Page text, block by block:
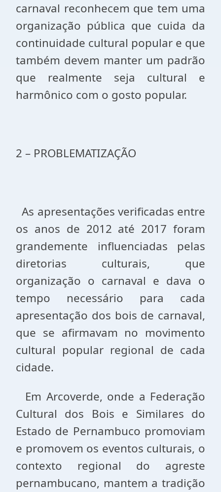
carnaval reconhecem que tem uma
organização pública que cuida da
continuidade cultural popular e que
também devem manter um padrão
que realmente seja cultural e
harmônico com o gosto popular.
2 – PROBLEMATIZAÇÃO
As apresentações verificadas entre
os anos de 2012 até 2017 foram
grandemente influenciadas pelas
diretorias culturais, que
organização o carnaval e dava o
tempo necessário para cada
apresentação dos bois de carnaval,
que se afirmavam no movimento
cultural popular regional de cada
cidade.
Em Arcoverde, onde a Federação
Cultural dos Bois e Similares do
Estado de Pernambuco promoviam
e promovem os eventos culturais, o
contexto regional do agreste
pernambucano, mantem a tradição